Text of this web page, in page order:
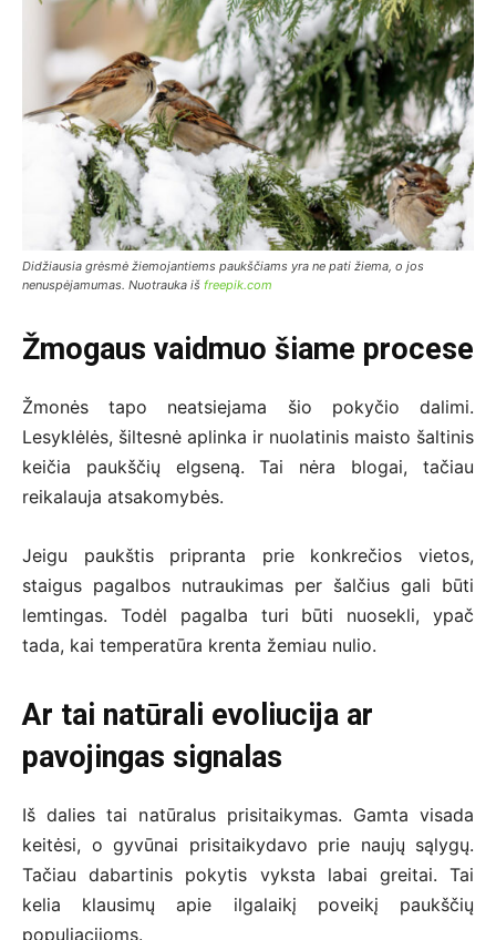
Didžiausia grėsmė žiemojantiems paukščiams yra ne pati žiema, o jos
nenuspėjamumas. Nuotrauka iš freepik.com
Žmogaus vaidmuo šiame procese
Žmonės tapo neatsiejama šio pokyčio dalimi.
Lesyklėlės, šiltesnė aplinka ir nuolatinis maisto šaltinis
keičia paukščių elgseną. Tai nėra blogai, tačiau
reikalauja atsakomybės.
Jeigu paukštis pripranta prie konkrečios vietos,
staigus pagalbos nutraukimas per šalčius gali būti
lemtingas. Todėl pagalba turi būti nuosekli, ypač
tada, kai temperatūra krenta žemiau nulio.
Ar tai natūrali evoliucija ar
pavojingas signalas
Iš dalies tai natūralus prisitaikymas. Gamta visada
keitėsi, o gyvūnai prisitaikydavo prie naujų sąlygų.
Tačiau dabartinis pokytis vyksta labai greitai. Tai
kelia klausimų apie ilgalaikį poveikį paukščių
populiacijoms.